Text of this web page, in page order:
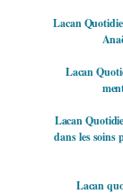
Lacan
Lacan
Lacan
dans les soins
Lacan